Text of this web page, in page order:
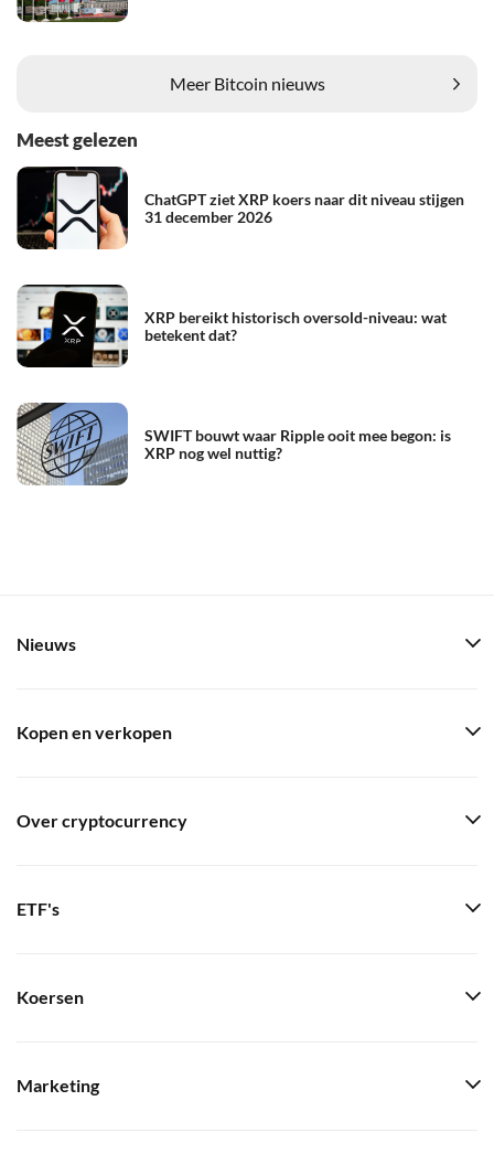
Meer Bitcoin nieuws
Meest gelezen
ChatGPT ziet XRP koers naar dit niveau stijgen
31 december 2026
XRP bereikt historisch oversold-niveau: wat
betekent dat?
SWIFT bouwt waar Ripple ooit mee begon: is
XRP nog wel nuttig?
Nieuws
Kopen en verkopen
Over cryptocurrency
ETF's
Koersen
Marketing